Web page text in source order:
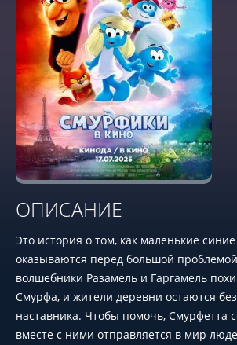
ОПИСАНИЕ
Это история о том, как маленькие
оказываются перед большой
волшебники Разамель и Гаргамель
Смурфа, и жители деревни остаются
наставника. Чтобы помочь, Смурфетта
вместе с ними отправляется в мир